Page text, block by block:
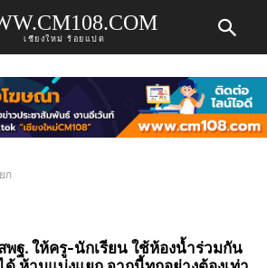
เชียงใหม่ ร้อยแปด
ก
พฐ. ให้ครู-นักเรียน ใช้ห้องน้ำร่วมกัน